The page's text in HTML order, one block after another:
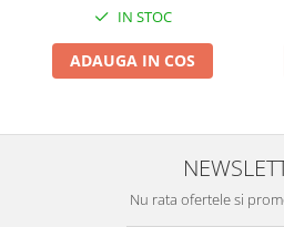
IN STOC
ADAUGA IN COS
Nu rata ofertele si